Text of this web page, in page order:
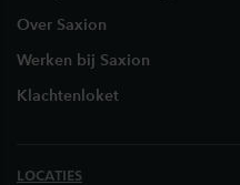
Over Saxion
Werken bij Saxion
Klachtenloket
LOCATIES